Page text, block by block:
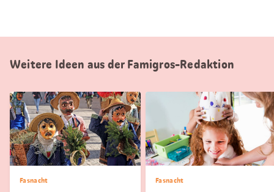
Weitere Ideen aus der Famigros-Redaktion
Fasnacht Fasnacht